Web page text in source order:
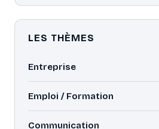
LES THÈMES
Entreprise
Emploi / Formation
Communication